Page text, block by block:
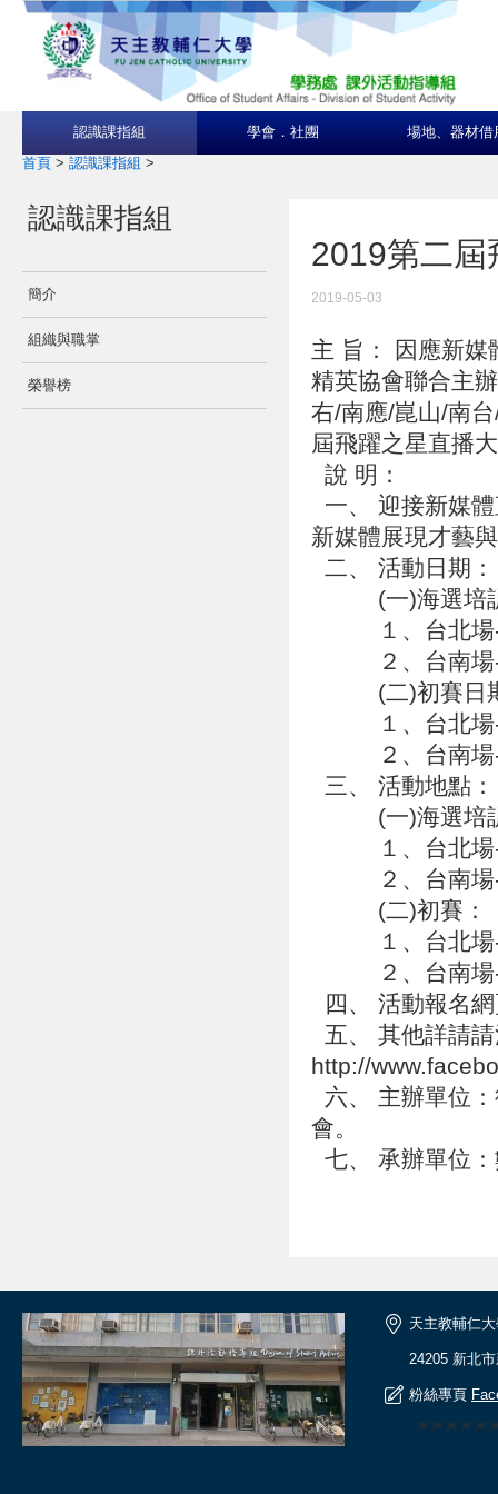
認識課指組 學會．社團 場地、器材借
首頁 > 認識課指組 >
認識課指組
簡介
組織與職掌
榮譽榜
2019第二屆
2019-05-03
主 旨： 因應新媒
精英協會聯合主
右/南應/崑山/南
屆飛躍之星直播
說 明：
一、 迎接新媒
新媒體展現才藝
二、 活動日期
(一)海選培
１、台北場--
２、台南場--
(二)初賽日
１、台北場--
２、台南場--
三、 活動地點
(一)海選培
１、台北場--
２、台南場--
(二)初賽：
１、台北場--
２、台南場--
四、 活動報名
五、 其他詳請
http://
六、 主辦單位
會。
七、 承辦單位
天主教輔仁
24205 新北
粉絲專頁